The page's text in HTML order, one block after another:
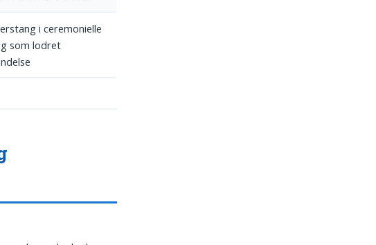
i ceremonielle
som lodret